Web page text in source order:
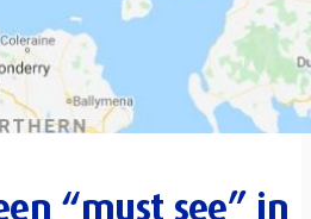
“must see” in